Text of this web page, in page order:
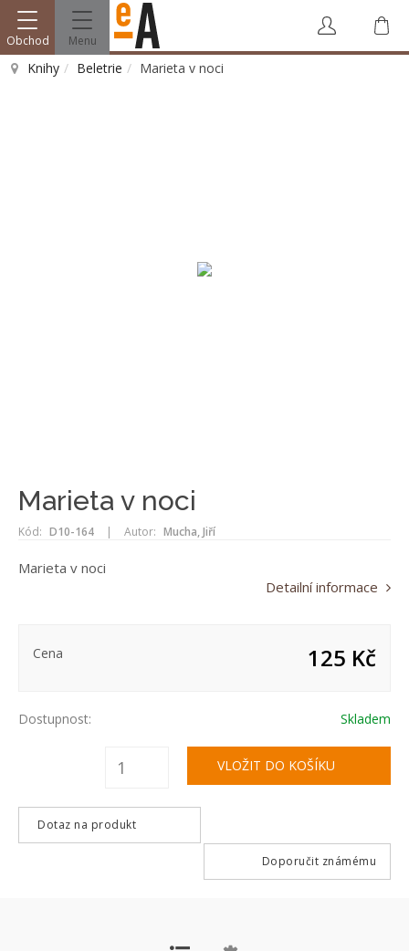
Obchod Menu
Knihy Beletrie Marieta v noci
Marieta v noci
Kód: D10-164 | Autor: Mucha, Jiří
Marieta v noci
Detailní informace
Cena 125 Kč
Dostupnost: Skladem
Dotaz na produkt
Doporučit známému